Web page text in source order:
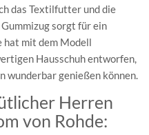
das Textilfutter und die
sorgt für ein
hat mit dem Modell
Hausschuh entworfen,
wunderbar genießen können.
Herren
von Rohde: